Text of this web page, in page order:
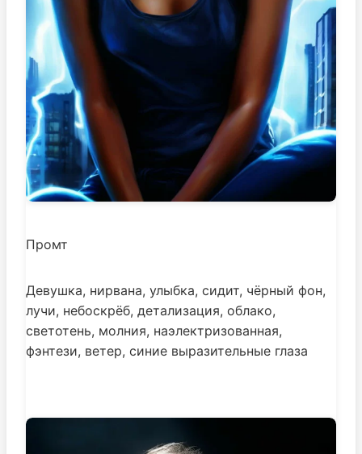
Промт
Девушка, нирвана, улыбка, сидит, чёрный фон,
лучи, небоскрёб, детализация, облако,
светотень, молния, наэлектризованная,
фэнтези, ветер, синие выразительные глаза